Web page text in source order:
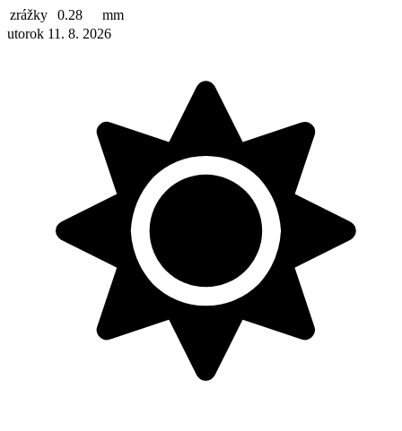
zrážky
0.28
mm
utorok 11. 8. 2026